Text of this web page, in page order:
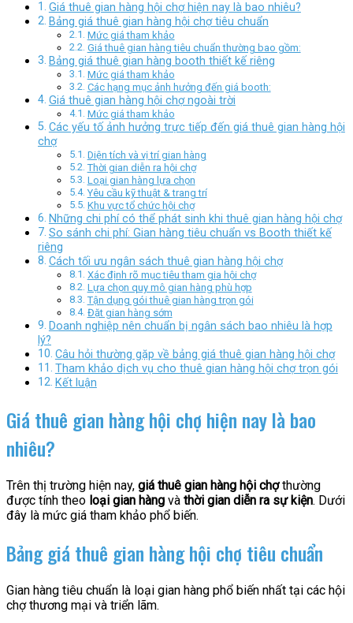
Giá thuê gian hàng hội chợ hiện nay là bao nhiêu?
Bảng giá thuê gian hàng hội chợ tiêu chuẩn
Mức giá tham khảo
Giá thuê gian hàng tiêu chuẩn thường bao gồm:
Bảng giá thuê gian hàng booth thiết kế riêng
Mức giá tham khảo
Các hạng mục ảnh hưởng đến giá booth:
Giá thuê gian hàng hội chợ ngoài trời
Mức giá tham khảo
Các yếu tố ảnh hưởng trực tiếp đến giá thuê gian hàng hội
chợ
Diện tích và vị trí gian hàng
Thời gian diễn ra hội chợ
Loại gian hàng lựa chọn
Yêu cầu kỹ thuật & trang trí
Khu vực tổ chức hội chợ
Những chi phí có thể phát sinh khi thuê gian hàng hội chợ
So sánh chi phí: Gian hàng tiêu chuẩn vs Booth thiết kế
riêng
Cách tối ưu ngân sách thuê gian hàng hội chợ
Xác định rõ mục tiêu tham gia hội chợ
Lựa chọn quy mô gian hàng phù hợp
Tận dụng gói thuê gian hàng trọn gói
Đặt gian hàng sớm
Doanh nghiệp nên chuẩn bị ngân sách bao nhiêu là hợp
lý?
Câu hỏi thường gặp về bảng giá thuê gian hàng hội chợ
Tham khảo dịch vụ cho thuê gian hàng hội chợ trọn gói
Kết luận
Giá thuê gian hàng hội chợ hiện nay là bao
nhiêu?
Trên thị trường hiện nay, giá thuê gian hàng hội chợthường
được tính theo loại gian hàng và thời gian diễn ra sự kiện. Dưới
đây là mức giá tham khảo phổ biến.
Bảng giá thuê gian hàng hội chợ tiêu chuẩn
Gian hàng tiêu chuẩn là loại gian hàng phổ biến nhất tại các hội
chợ thương mại và triển lãm.